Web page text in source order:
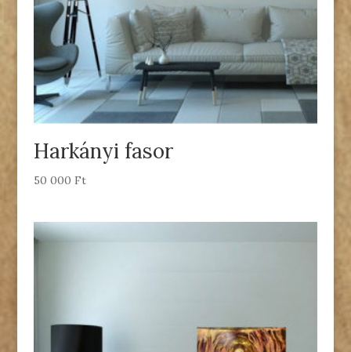
Harkányi fasor
50 000 Ft